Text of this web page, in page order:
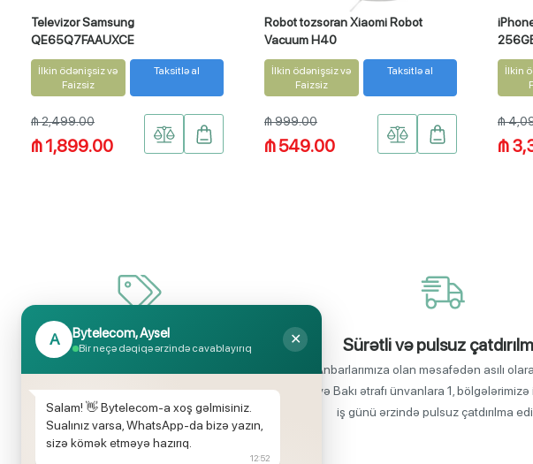
Televizor Samsung
QE65Q7FAAUXCE
İlkin ödənişsiz və
Faizsiz
Taksitlə al
₼ 2,499.00
₼ 1,899.00
Robot tozsoran Xiaomi Robot
Vacuum H40
İlkin ödənişsiz və
Faizsiz
Taksitlə al
₼ 999.00
₼ 549.00
İlkin
₼
₼
İnanılmaz uyğun qiymətlər
idxalçısı olaraq satış qiymətlərinin aşağı
olmasını rahatlıqla təmin edə bilirik.
Sürətli və pulsuz
Anbarlarımıza olan məsafədən asılı
və Bakı ətrafı ünvanlara 1,
iş günü ərzində pulsuz çatdırılma
A Bytelecom, Aysel
Bir neçə dəqiqə ərzində cavablayırıq
✕
Salam! 👋 Bytelecom-a xoş gəlmisiniz.
Sualınız varsa, WhatsApp-da bizə yazın,
sizə kömək etməyə hazırıq.
12:52